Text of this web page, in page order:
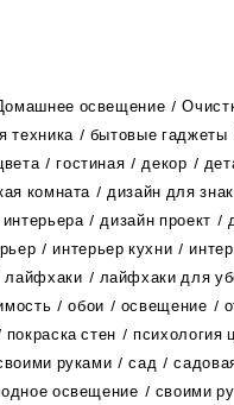
освещение
техника бытовые гаджеты
гостиная декор
комната
дизайн для
дизайн проект
интерьер кухни
лайфхаки
лайфхаки для
обои освещение
покраска стен
психология
руками сад
освещение
своими